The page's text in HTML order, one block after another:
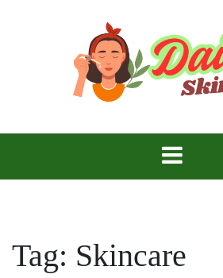
Daily Skin
Tag: Skincare